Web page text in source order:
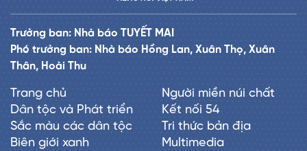
Trưởng ban: Nhà báo TUYẾT MAI
Phó trưởng ban: Nhà báo Hồng Lan, Xuân Thọ, Xuân
Thân, Hoài Thu
Trang chủ
Dân tộc và Phát triển
Sắc màu các dân tộc
Biên giới xanh
Người miền núi chất
Kết nối 54
Tri thức bản địa
Multimedia